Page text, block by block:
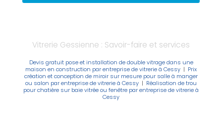
Vitrerie Gessienne : Savoir-faire et services
Devis gratuit pose et installation de double vitrage dans une
maison en construction par entreprise de vitrerie à Cessy | Prix
création et conception de miroir sur mesure pour salle à manger
ou salon par entreprise de vitrerie à Cessy | Réalisation de trou
pour chatière sur baie vitrée ou fenêtre par entreprise de vitrerie à
Cessy